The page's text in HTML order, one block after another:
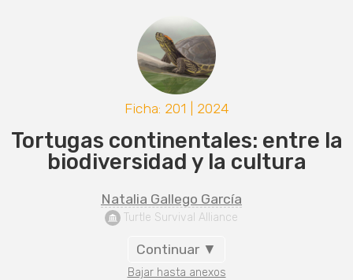
Ficha: 201 | 2024
Tortugas continentales: entre la
biodiversidad y la cultura
Natalia Gallego García
Turtle Survival Alliance
Continuar ▼
Bajar hasta anexos